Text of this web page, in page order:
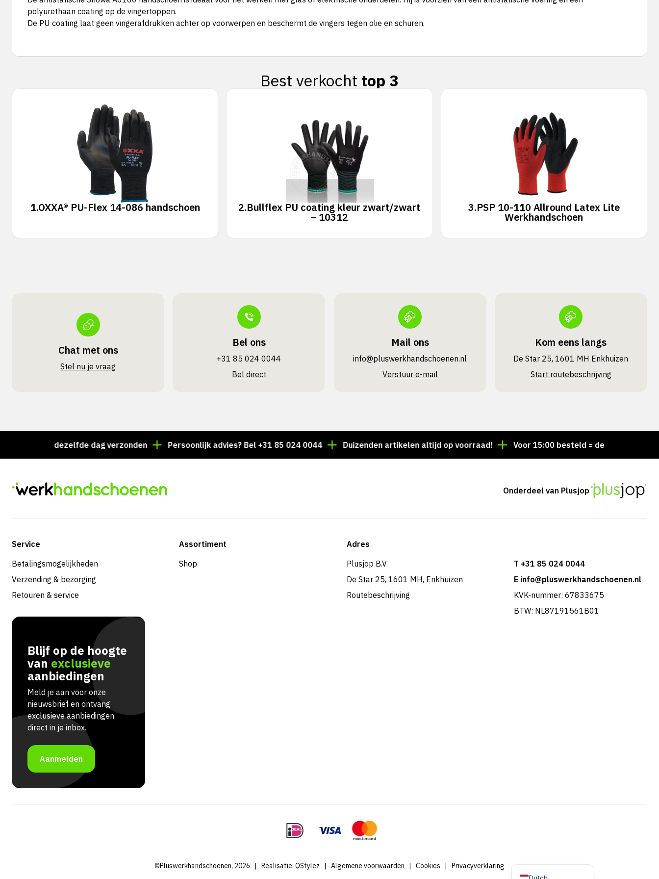
polyurethaan coating op de vingertoppen.
De PU coating laat geen vingerafdrukken achter op voorwerpen en beschermt de vingers tegen olie en schuren.
Best verkocht top 3
1.OXXA® PU-Flex 14-086 handschoen 2.Bullflex PU coating kleur zwart/zwart
– 10312
3.PSP 10-110 Allround Latex Lite
Werkhandschoen
Chat met ons
Stel nu je vraag
Bel ons
+31 85 024 0044
Bel direct
Mail ons
info@pluswerk­handschoenen.nl
Verstuur e-mail
Kom eens langs
De Star 25, 1601 MH Enkhuizen
Start routebeschrijving
= dezelfde dag verzonden Persoonlijk advies? Bel +31 85 024 0044 Duizenden artikelen altijd op voorraad! Voor 15:00 besteld = dezelfde dag
Onderdeel van Plusjop
Service
Betalingsmogelijkheden
Verzending & bezorging
Retouren & service
Assortiment
Shop
Adres
Plusjop B.V.
De Star 25, 1601 MH, Enkhuizen
Routebeschrijving
T +31 85 024 0044
E info@pluswerkhandschoenen.nl
KVK-nummer: 67833675
BTW: NL87191561B01
Blijf op de hoogte
van exclusieve
aanbiedingen
Meld je aan voor onze
nieuwsbrief en ontvang
exclusieve aanbiedingen
direct in je inbox.
Aanmelden
©Pluswerkhandschoenen, 2026 Realisatie: QStylez Algemene voorwaarden Cookies Privacyverklaring